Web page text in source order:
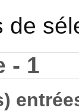
de
- 1